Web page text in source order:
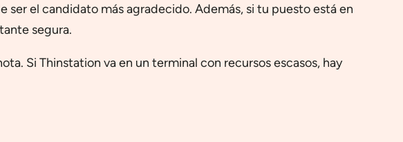
el candidato más agradecido. Además, si tu puesto está en
segura.
Si Thinstation va en un terminal con recursos escasos, hay